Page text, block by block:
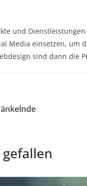
und
Media einsetzen, um
sind dann die